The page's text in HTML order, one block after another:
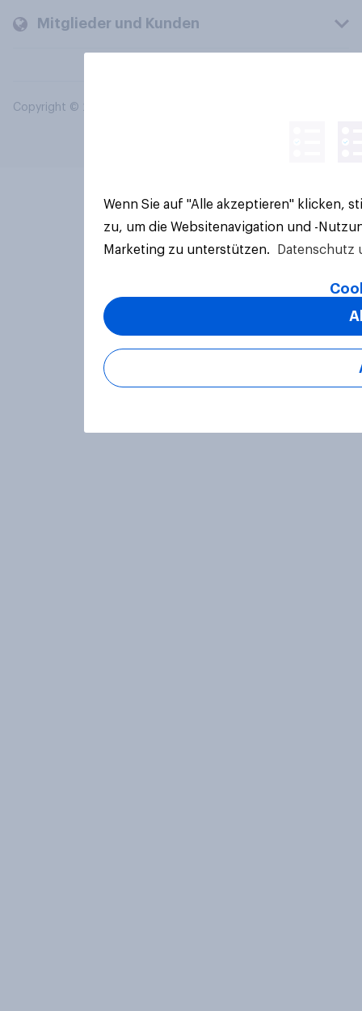
Mitglieder und Kunden
Copyright © 2026 YouGov PLC. Alle Rechte vorbehalten.
Wenn Sie auf "Alle akzeptieren" klicken,
zu, um die Websitenavigation und -
Marketing zu unterstützen.
Datenschutz